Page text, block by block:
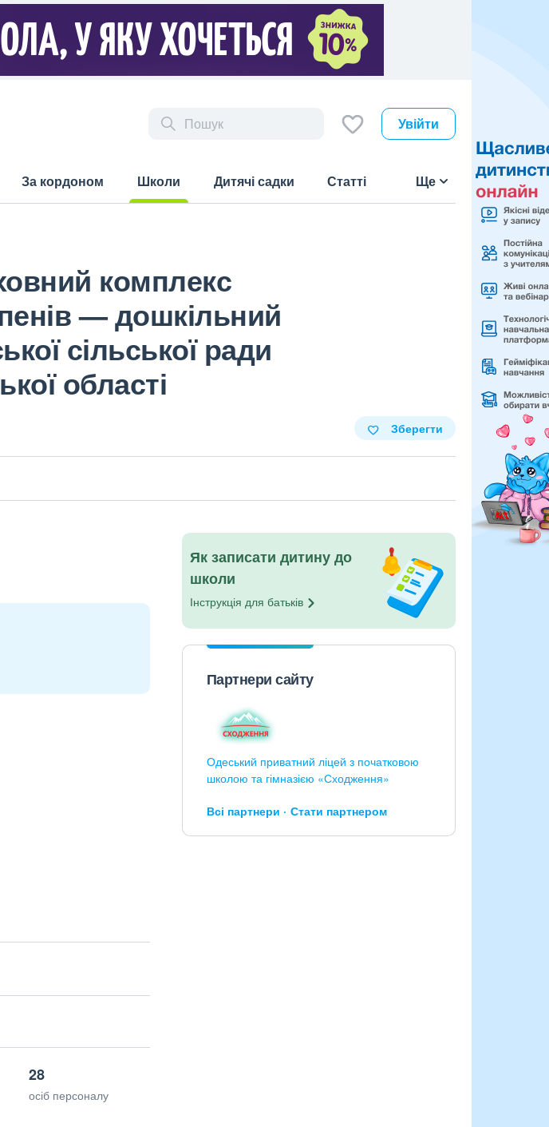
Увійти
За кордоном
Школи
Дитячі садки Статті Ще
комплекс
— дошкільний
сільської ради
області
Зберегти
28
осіб персоналу
Як записати дитину до
школи
Інструкція для батьків
Партнери сайту
Одеський приватний ліцей з початковою
школою та гімназією «Сходження»
Всі партнери Стати партнером